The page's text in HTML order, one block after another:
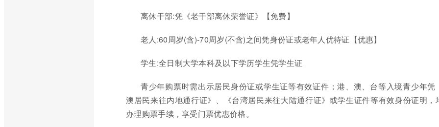
离休干部:凭《老干部离休荣誉证》【免费】
老人:60周岁(含)-70周岁(不含)之间凭身份证或老年人优待证【优惠】
学生:全日制大学本科及以下学历学生凭学生证
青少年购票时需出示居民身份证或学生证等有效证件；港、澳、台等入境青少年凭
澳居民来往内地通行证》、《台湾居民来往大陆通行证》或学生证件等有效身份证明，
办理购票手续，享受门票优惠价格。